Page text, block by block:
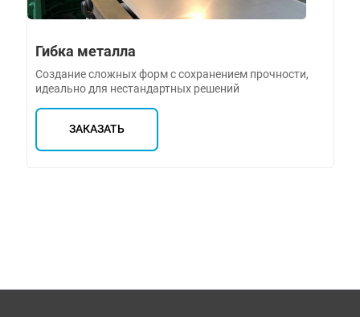
Гибка металла
Создание сложных форм с сохранением прочности,
идеально для нестандартных решений
ЗАКАЗАТЬ